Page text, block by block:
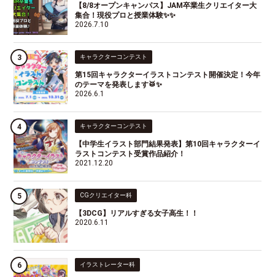
【8/8オープンキャンパス】JAM卒業生クリエイター大
集合！現役プロと授業体験✨✨
2026.7.10
キャラクターコンテスト
第15回キャラクターイラストコンテスト開催決定！今年
のテーマを発表します🥁✨
2026.6.1
キャラクターコンテスト
【中学生イラスト部門結果発表】第10回キャラクターイ
ラストコンテスト受賞作品紹介！
2021.12.20
CGクリエイター科
【3DCG】リアルすぎる女子高生！！
2020.6.11
イラストレーター科